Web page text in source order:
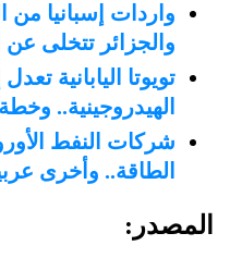
والجزائر تتخلى عن
تويوتا اليابانية
الهيدروجينية..
شركات النفط
الطاقة.. وأخرى
المصدر: